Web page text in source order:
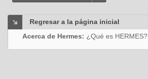
Regresar a la página inicial
Acerca de Hermes: ¿Qué es HERMES?